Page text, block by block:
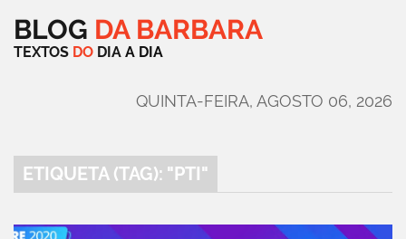
BLOG DA BARBARA
TEXTOS DO DIA A DIA
QUINTA-FEIRA, AGOSTO 06, 2026
ETIQUETA (TAG): "PTI"